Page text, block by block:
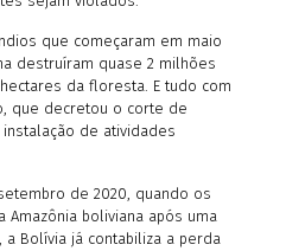
que começaram em maio
destruíram quase 2 milhões
da floresta. E tudo com
que decretou o corte de
de atividades
de 2020, quando os
Amazônia boliviana após uma
a Bolívia já contabiliza a perda